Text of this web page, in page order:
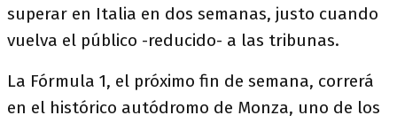
superar en Italia en dos semanas, justo cuando
vuelva el público -reducido- a las tribunas.
La Fórmula 1, el próximo fin de semana, correrá
en el histórico autódromo de Monza, uno de los